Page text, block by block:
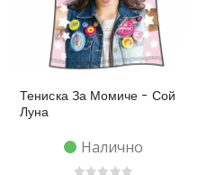
Тениска За Момиче - Сой
Луна
Налично